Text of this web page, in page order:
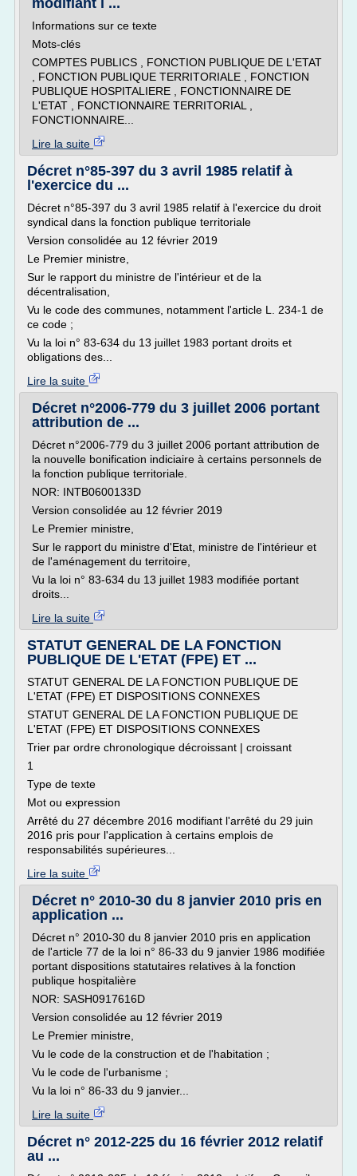
modifiant l ...
Informations sur ce texte
Mots-clés
COMPTES PUBLICS , FONCTION PUBLIQUE DE L'ETAT
, FONCTION PUBLIQUE TERRITORIALE , FONCTION
PUBLIQUE HOSPITALIERE , FONCTIONNAIRE DE
L'ETAT , FONCTIONNAIRE TERRITORIAL ,
FONCTIONNAIRE...
Lire la suite
Décret n°85-397 du 3 avril 1985 relatif à
l'exercice du ...
Décret n°85-397 du 3 avril 1985 relatif à l'exercice du droit
syndical dans la fonction publique territoriale
Version consolidée au 12 février 2019
Le Premier ministre,
Sur le rapport du ministre de l'intérieur et de la
décentralisation,
Vu le code des communes, notamment l'article L. 234-1 de
ce code ;
Vu la loi n° 83-634 du 13 juillet 1983 portant droits et
obligations des...
Lire la suite
Décret n°2006-779 du 3 juillet 2006 portant
attribution de ...
Décret n°2006-779 du 3 juillet 2006 portant attribution de
la nouvelle bonification indiciaire à certains personnels de
la fonction publique territoriale.
NOR: INTB0600133D
Version consolidée au 12 février 2019
Le Premier ministre,
Sur le rapport du ministre d'Etat, ministre de l'intérieur et
de l'aménagement du territoire,
Vu la loi n° 83-634 du 13 juillet 1983 modifiée portant
droits...
Lire la suite
STATUT GENERAL DE LA FONCTION
PUBLIQUE DE L'ETAT (FPE) ET ...
STATUT GENERAL DE LA FONCTION PUBLIQUE DE
L'ETAT (FPE) ET DISPOSITIONS CONNEXES
STATUT GENERAL DE LA FONCTION PUBLIQUE DE
L'ETAT (FPE) ET DISPOSITIONS CONNEXES
Trier par ordre chronologique décroissant | croissant
1
Type de texte
Mot ou expression
Arrêté du 27 décembre 2016 modifiant l'arrêté du 29 juin
2016 pris pour l'application à certains emplois de
responsabilités supérieures...
Lire la suite
Décret n° 2010-30 du 8 janvier 2010 pris en
application ...
Décret n° 2010-30 du 8 janvier 2010 pris en application
de l'article 77 de la loi n° 86-33 du 9 janvier 1986 modifiée
portant dispositions statutaires relatives à la fonction
publique hospitalière
NOR: SASH0917616D
Version consolidée au 12 février 2019
Le Premier ministre,
Vu le code de la construction et de l'habitation ;
Vu le code de l'urbanisme ;
Vu la loi n° 86-33 du 9 janvier...
Lire la suite
Décret n° 2012-225 du 16 février 2012 relatif
au ...